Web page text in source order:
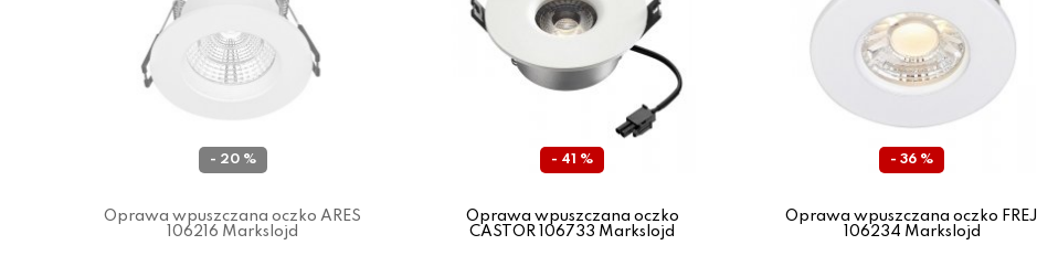
- 20 %
Oprawa wpuszczana oczko ARES
106216 Markslojd
- 41 %
Oprawa wpuszczana oczko
CASTOR 106733 Markslojd
- 36 %
Oprawa wpuszczana oczko FREJ
106234 Markslojd